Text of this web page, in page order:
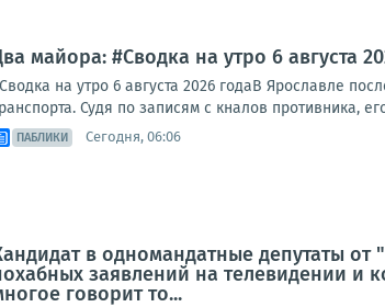
майора: #Сводка на утро 6 августа
на утро 6 августа 2026 годаВ Ярославле
Судя по записям с кналов противника,
ПАБЛИКИ Сегодня, 06:06
в одномандатные депутаты
заявлений на телевидении и
говорит то...